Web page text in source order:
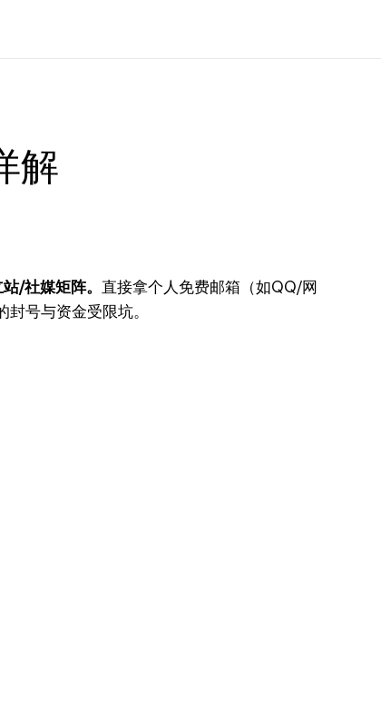
解
/社媒矩阵。 直接拿个人免费邮箱（如QQ/网
号与资金受限坑。